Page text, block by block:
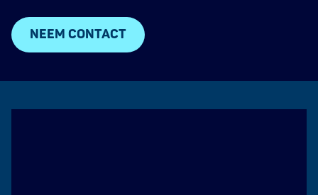
NEEM CONTACT